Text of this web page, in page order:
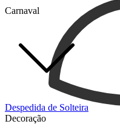
Carnaval
Despedida de Solteira
Decoração